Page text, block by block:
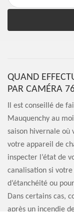
QUAND
PAR CAMÉRA
Il est conseillé de
Mauquenchy au
saison hivernale où
votre appareil de
inspecter l’état de
canalisation si
d’étanchéité ou
Dans certains cas,
après un incendie